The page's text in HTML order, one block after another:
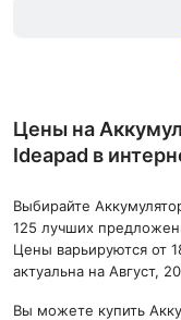
Цены на
Ideapad в
Выбирайте
125 лучших
Цены варьируются от
актуальна на Август,
Вы можете купить